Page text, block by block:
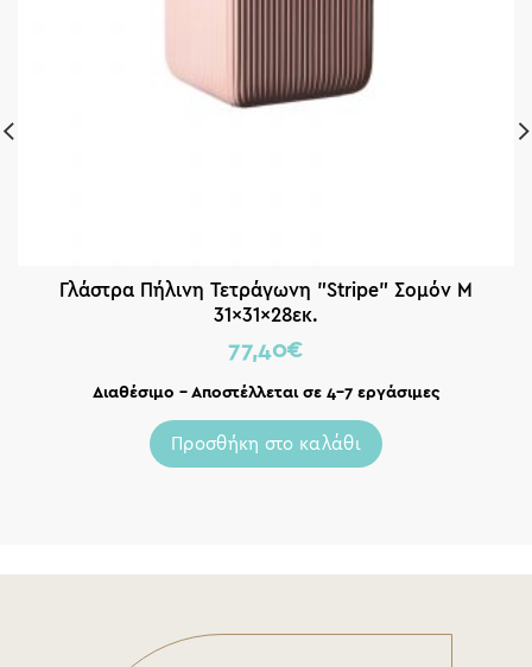
Γλάστρα Πήλινη Τετράγωνη ”Stripe” Σομόν M
31x31x28εκ.
77,40€
Διαθέσιμο – Αποστέλλεται σε 4-7 εργάσιμες
Προσθήκη στο καλάθι